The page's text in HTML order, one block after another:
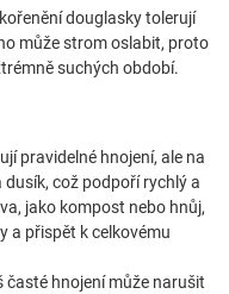
douglasky tolerují
může strom oslabit, proto
suchých období.
pravidelné hnojení, ale na
což podpoří rychlý a
jako kompost nebo hnůj,
a přispět k celkovému
časté hnojení může narušit